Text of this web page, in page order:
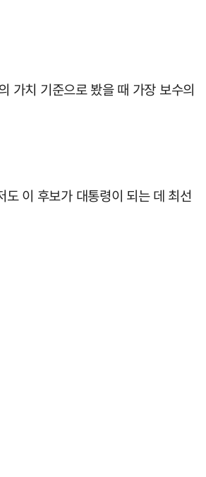
가치 기준으로 봤을 때 가장 보수의
이 후보가 대통령이 되는 데 최선